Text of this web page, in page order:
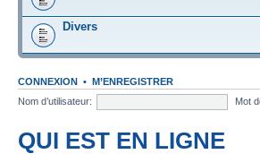
Divers
CONNEXION • M’ENREGISTRER
Nom d’utilisateur:
Mot
QUI EST EN LIGNE